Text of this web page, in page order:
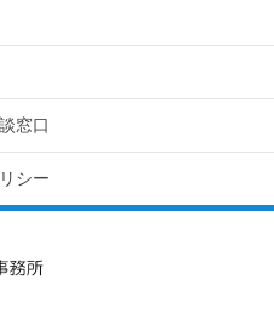
窓口
シー